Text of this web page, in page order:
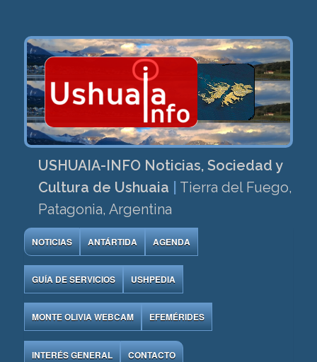
USHUAIA-INFO Noticias, Sociedad y
Cultura de Ushuaia
Tierra del Fuego,
Patagonia, Argentina
NOTICIAS ANTÁRTIDA AGENDA
GUÍA DE SERVICIOS USHPEDIA
MONTE OLIVIA WEBCAM EFEMÉRIDES
INTERÉS GENERAL CONTACTO